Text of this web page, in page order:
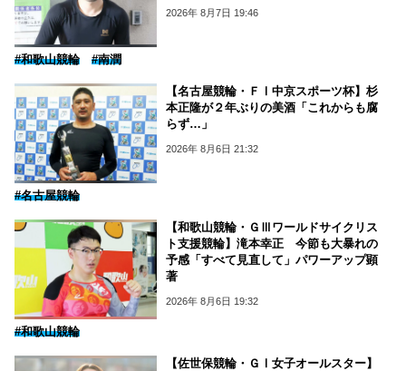
2026年 8月7日 19:46
#和歌山競輪 #南潤
【名古屋競輪・ＦⅠ中京スポーツ杯】杉
本正隆が２年ぶりの美酒「これからも腐
らず…」
2026年 8月6日 21:32
#名古屋競輪
【和歌山競輪・ＧⅢワールドサイクリス
ト支援競輪】滝本幸正 今節も大暴れの
予感「すべて見直して」パワーアップ顕
著
2026年 8月6日 19:32
#和歌山競輪
【佐世保競輪・ＧⅠ女子オールスター】